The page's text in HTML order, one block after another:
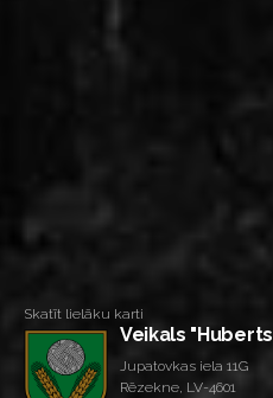
Skatīt lielāku karti
Veikals
Jupatovkas iela 11G
Rēzekne, LV-4601